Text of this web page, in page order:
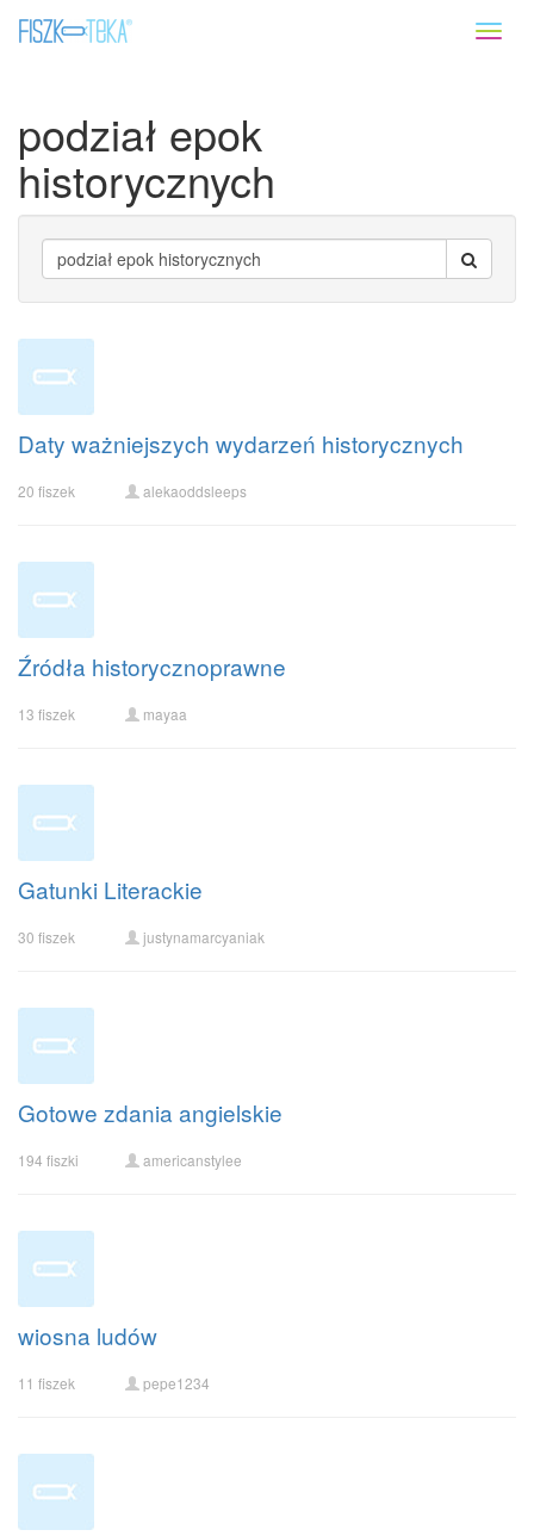
podział epok
historycznych
Daty ważniejszych wydarzeń historycznych
20 fiszek alekaoddsleeps
Źródła historycznoprawne
13 fiszek mayaa
Gatunki Literackie
30 fiszek justynamarcyaniak
Gotowe zdania angielskie
194 fiszki americanstylee
wiosna ludów
11 fiszek pepe1234